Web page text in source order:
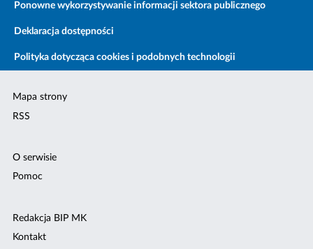
Ponowne wykorzystywanie informacji sektora publicznego
Deklaracja dostępności
Polityka dotycząca cookies i podobnych technologii
Mapa strony
RSS
O serwisie
Pomoc
Redakcja BIP MK
Kontakt